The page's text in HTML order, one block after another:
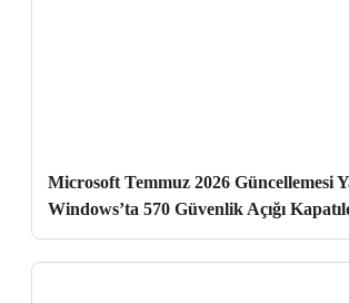
Microsoft Temmuz 2026 Güncellemesi
Windows’ta 570 Güvenlik Açığı